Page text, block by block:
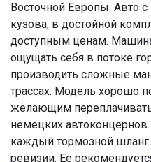
Восточной Европы. Авто
кузова, в достойной
доступным ценам.
ощущать себя в потоке
производить сложные
трассах. Модель хорошо
желающим переплачивать
немецких
каждый тормозной шланг
ревизии. Ее